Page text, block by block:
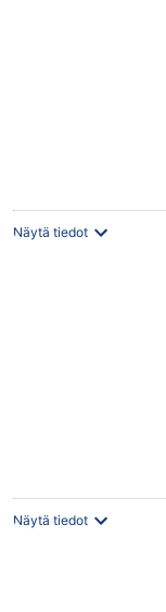
Näytä tiedot
Näytä tiedot